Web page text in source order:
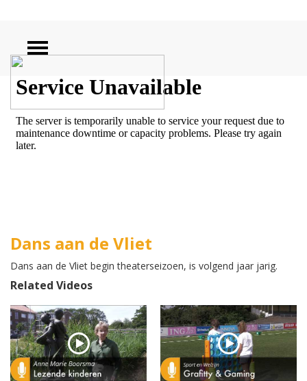
ZOEKEN
Dans aan de Vliet
Dans aan de Vliet begin theaterseizoen, is volgend jaar jarig.
Related Videos